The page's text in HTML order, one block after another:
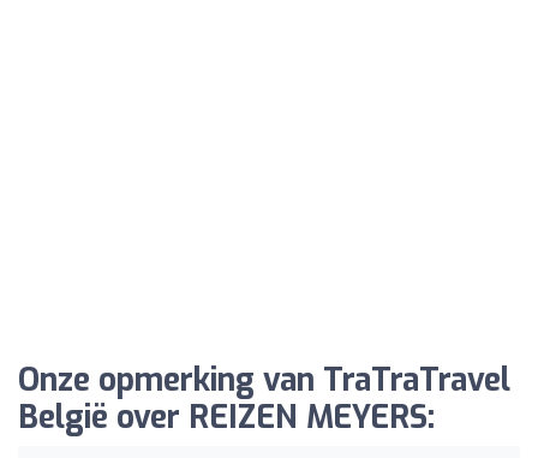
Onze opmerking van TraTraTravel
België over REIZEN MEYERS: